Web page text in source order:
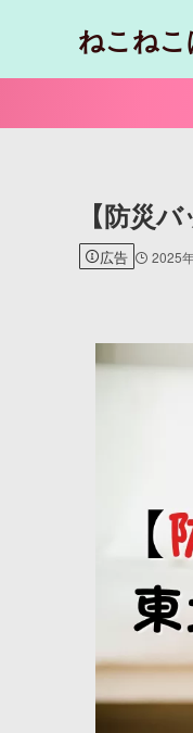
ねこねこ
【防災
広告 2025